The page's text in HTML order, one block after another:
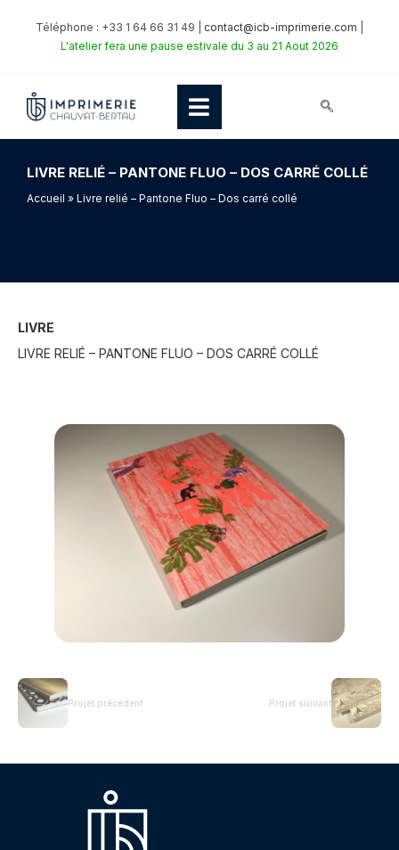
Téléphone : +33 1 64 66 31 49 | contact@icb-imprimerie.com
L'atelier fera une pause estivale du 3 au 21 Aout 2026
LIVRE RELIÉ – PANTONE FLUO – DOS CARRÉ COLLÉ
Accueil » Livre relié – Pantone Fluo – Dos carré collé
LIVRE
LIVRE RELIÉ – PANTONE FLUO – DOS CARRÉ COLLÉ
Projet précédent Projet suivant